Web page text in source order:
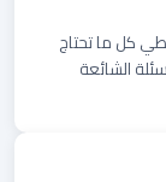
كل ما تحتاج
الشائعة